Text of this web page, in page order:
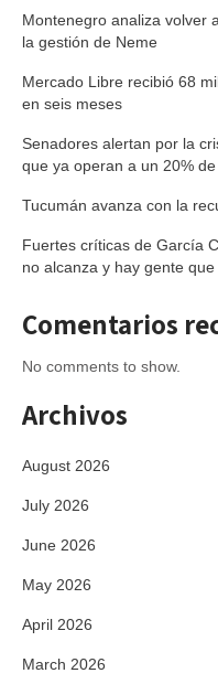
Montenegro analiza volver
la gestión de Neme
Mercado Libre recibió 68
en seis meses
Senadores alertan por la
que ya operan a un 20%
Tucumán avanza con la
Fuertes críticas de García
no alcanza y hay gente
Comentarios
No comments to show.
Archivos
August 2026
July 2026
June 2026
May 2026
April 2026
March 2026